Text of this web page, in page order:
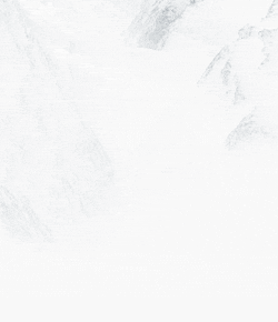
Solda all'Ortles